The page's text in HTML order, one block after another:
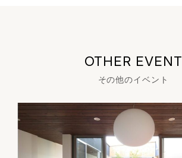
OTHER EVENT
その他のイベント